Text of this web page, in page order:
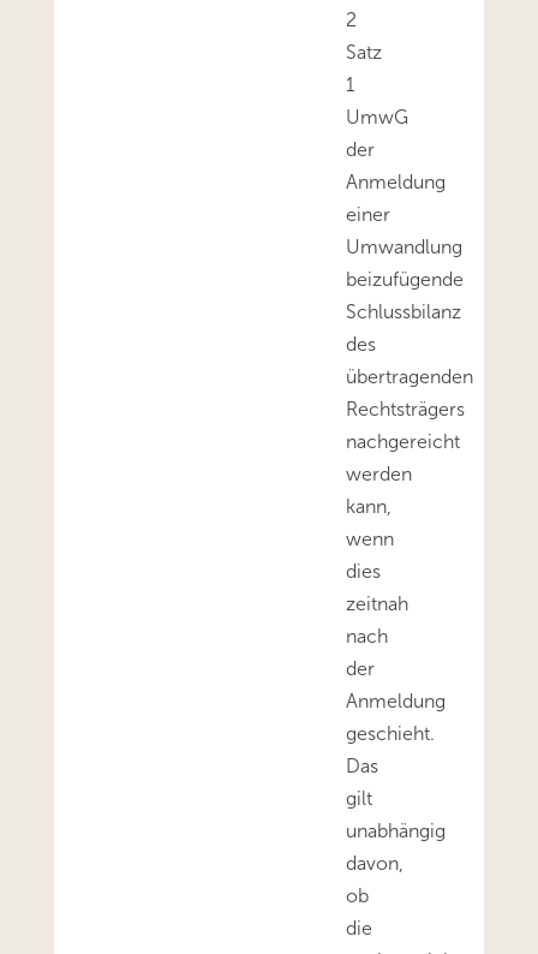
2
Satz
1
UmwG
der
Anmeldung
einer
Umwandlung
beizufügende
Schlussbilanz
des
übertragenden
Rechtsträgers
nachgereicht
werden
kann,
wenn
dies
zeitnah
nach
der
Anmeldung
geschieht.
Das
gilt
unabhängig
davon,
ob
die